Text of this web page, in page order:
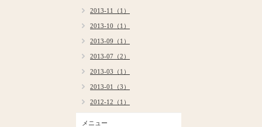
2013-11（1）
2013-10（1）
2013-09（1）
2013-07（2）
2013-03（1）
2013-01（3）
2012-12（1）
メニュー